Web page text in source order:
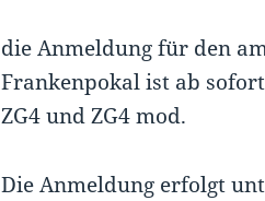
die Anmeldung für den
Frankenpokal ist ab
ZG4 und ZG4 mod.
Die Anmeldung erfolgt